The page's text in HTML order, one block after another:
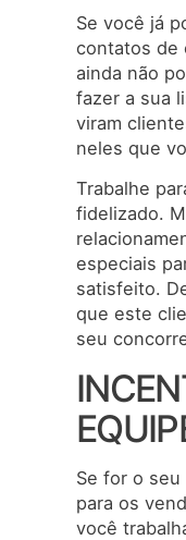
Se você já
contatos de
ainda não
fazer a sua
viram
neles que
Trabalhe
fidelizado.
especiais
satisfeito.
que este
seu
Se for o
para os
você